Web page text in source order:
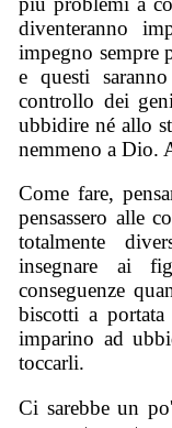
diventeranno
impegno sempre
e questi
controllo dei
ubbidire né allo
nemmeno a Dio.
Come fare,
pensassero alle
totalmente
insegnare ai
conseguenze
biscotti a
imparino ad
toccarli.
Ci sarebbe un